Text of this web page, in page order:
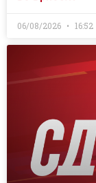
06/08/2026 16:52